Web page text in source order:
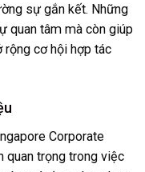
sự gắn kết. Những
quan tâm mà còn giúp
cơ hội hợp tác
Corporate
quan trọng trong việc